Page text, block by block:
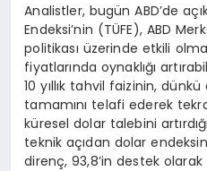
Analistler, bugün ABD’de
Endeksi’nin (TÜFE), ABD
politikası üzerinde etkili
fiyatlarında oynaklığı
10 yıllık tahvil faizinin,
tamamını telafi ederek
küresel dolar talebini
teknik açıdan dolar
direnç, 93,8’in destek